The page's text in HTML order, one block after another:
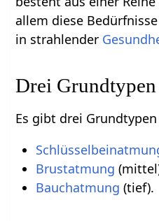
allem diese
in strahlender
Drei
Es gibt drei
Brustatmung
Bauchatmung (tief).